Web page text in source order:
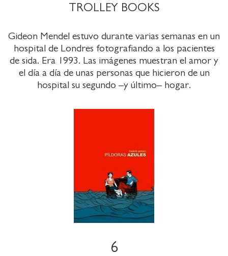
TROLLEY BOOKS
Gideon Mendel estuvo durante varias semanas en un
hospital de Londres fotografiando a los pacientes
de sida. Era 1993. Las imágenes muestran el amor y
el día a día de unas personas que hicieron de un
hospital su segundo –y último– hogar.
6